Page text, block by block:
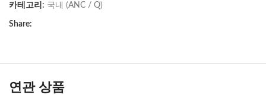
카테고리: 국내 (ANC / Q)
Share:
연관 상품